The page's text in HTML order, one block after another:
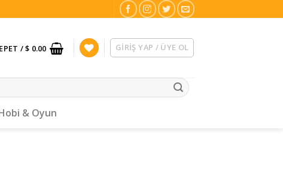
/$ 0.00 GIRIŞ YAP / ÜYE OL
& Oyun